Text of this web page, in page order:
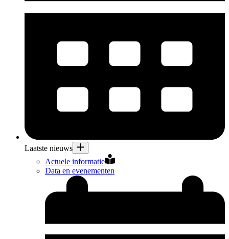
Laatste nieuws
Actuele informatie
Data en evenementen